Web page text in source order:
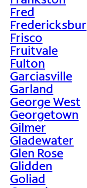
Fred
Frisco
Fruitvale
Fulton
Garciasville
Garland
George West
Georgetown
Gilmer
Gladewater
Glen Rose
Glidden
Goliad